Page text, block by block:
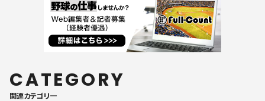
CATEGORY
関連カテゴリ一